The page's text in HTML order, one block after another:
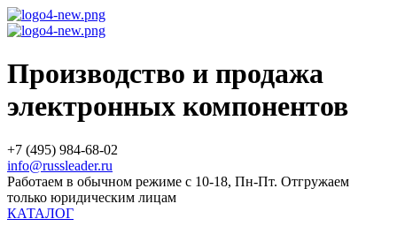
Производство и продажа
электронных компонентов
+7 (495) 984-68-02
info@russleader.ru
Работаем в обычном режиме с 10-18, Пн-Пт. Отгружаем
только юридическим лицам
КАТАЛОГ